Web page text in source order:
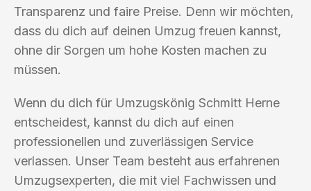
Transparenz und faire Preise. Denn wir möchten,
dass du dich auf deinen Umzug freuen kannst,
ohne dir Sorgen um hohe Kosten machen zu
müssen.
Wenn du dich für Umzugskönig Schmitt Herne
entscheidest, kannst du dich auf einen
professionellen und zuverlässigen Service
verlassen. Unser Team besteht aus erfahrenen
Umzugsexperten, die mit viel Fachwissen und